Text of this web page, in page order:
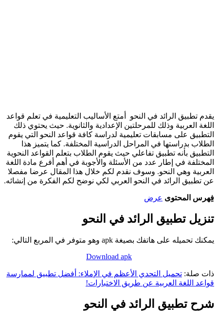
يقدم تطبيق الرائد في النحو أمتع الأساليب التعليمية في تعلم قواعد
اللغة العربية وذلك للمرحلتين الإعدادية والثانوية. حيث يحتوي ذلك
التطبيق على مسابقات تعليمية لدراسة كافة قواعد النحو التي يقوم
الطلاب بدراستها في المراحل الدراسية المختلفة. كما يتميز هذا
التطبيق بأنه تطبيق تفاعلي حيث يقوم الطلاب بتعلم القواعد النحوية
المختلفة في إطار عدد من الأسئلة والأجوبة في أهم أفرع مادة اللغة
العربية وهي النحو. وسوف نقدم لكم خلال هذا المقال عرضا مفصلا
عن تطبيق الرائد في النحو العربي لكي نوضح لكم الفكرة من إنشائه.
فِهرس المحتوى عرض
تنزيل تطبيق الرائد في النحو
يمكنك تحميله على هاتفك بصيغة apk وهو متوفر في المربع التالي:
Download apk
ذات صلة: تحميل التحدي الأعظم في الإملاء: أفضل تطبيق لممارسة
قواعد اللغة العربية عن طريق الاختبارات!
شرح تطبيق الرائد في النحو